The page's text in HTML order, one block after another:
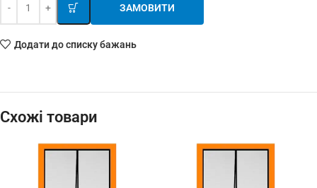
ЗАМОВИТИ
Додати до списку бажань
Схожі товари